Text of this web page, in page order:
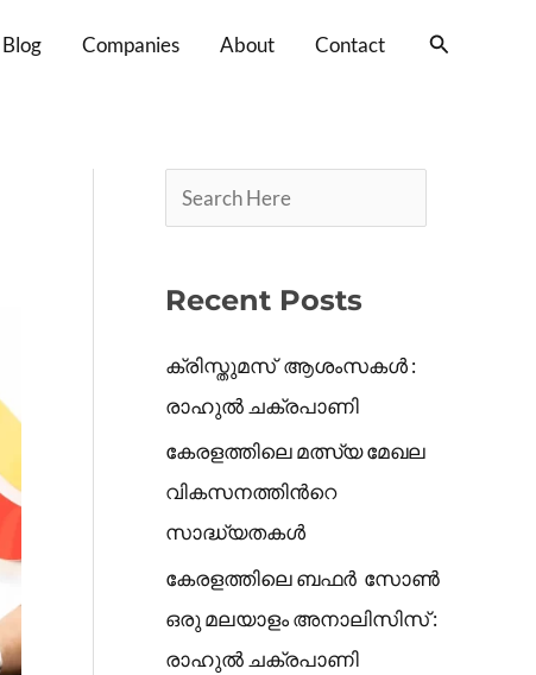
Blog Companies About Contact Search
e
h
Recent Posts
ക്രിസ്തുമസ് ആശംസകൾ :
രാഹുൽ ചക്രപാണി
കേരളത്തിലെ മത്സ്യ മേഖല
വികസനത്തിൻറെ
സാദ്ധ്യതകൾ
കേരളത്തിലെ ബഫർ സോൺ
ഒരു മലയാളം അനാലിസിസ് :
രാഹുൽ ചക്രപാണി